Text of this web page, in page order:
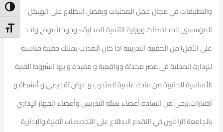
والتطبيقات في مجال عمل المحليات ويفضل الاطلاع على الهيكل
المؤسسي للمحافظات ووزارة التنمية المحلية.- وجود (نموذج واحد
على الأقل) من الحقيبة التدريبية اذا كان المدرب يمتلك حقيبة مناسبة
للإدارة المحلية في مصر محدثة وواقعية و مفيدة و بها الشروط الفنية
الأساسية للحقيبة من مادة علمية للمتدرب و عرض تقديمي و أنشطة و
اختبارات.يرجى من السادة أعضاء هيئة التدريس وأعضاء الجهاز الإداري
بالجامعة الراغبين في التقدم الاطلاع على التخصصات الفنية والإدارية